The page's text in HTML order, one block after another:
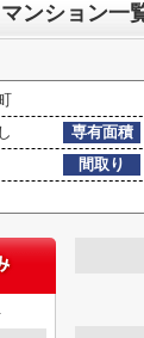
ンション一
専有面積
間取り